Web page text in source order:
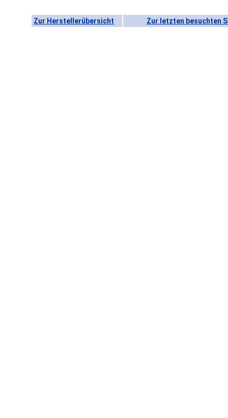
Zur Herstellerübersicht Zur letzten besuchten